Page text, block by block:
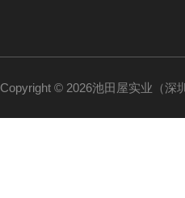
Copyright © 2026池田屋实业（